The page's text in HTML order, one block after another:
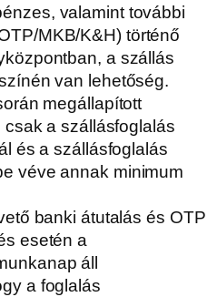
valamint további
MKB/K&H) történő
a szállás
van lehetőség.
megállapított
a szállásfoglalás
és a szállásfoglalás
véve annak minimum
banki átutalás és OTP
esetén a
áll
a foglalás